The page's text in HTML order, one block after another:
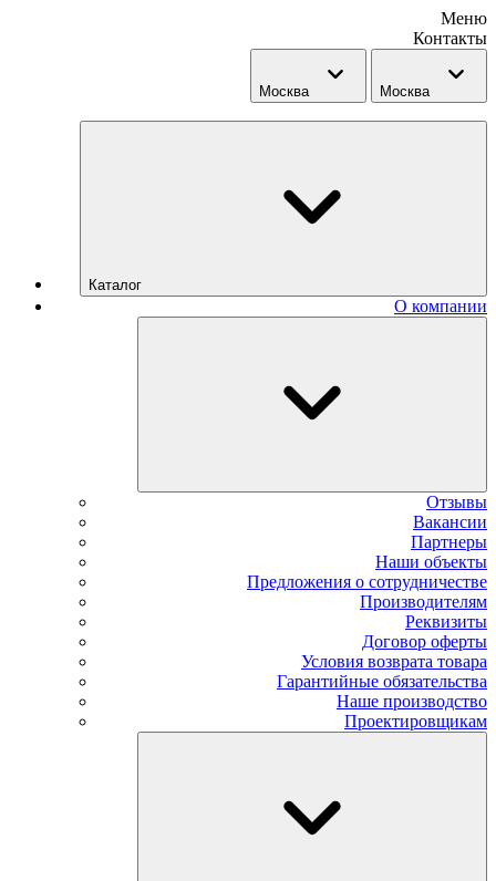
Меню
Контакты
Москва Москва
Каталог
О компании
Отзывы
Вакансии
Партнеры
Наши объекты
Предложения о сотрудничестве
Производителям
Реквизиты
Договор оферты
Условия возврата товара
Гарантийные обязательства
Наше производство
Проектировщикам